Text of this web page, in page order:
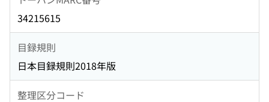
34215615
目録規則
日本目録規則2018年版
整理区分コード